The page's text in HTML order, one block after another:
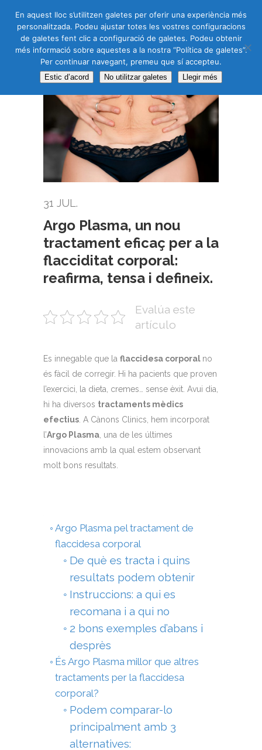
CAS CAT ENG RUS
31 JUL.
Argo Plasma, un nou
tractament eficaç per a la
flacciditat corporal:
reafirma, tensa i defineix.
Evalúa este
artículo
Es innegable que la flaccidesa corporal no
és fàcil de corregir. Hi ha pacients que proven
l’exercici, la dieta, cremes… sense èxit. Avui dia,
hi ha diversos tractaments mèdics
efectius. A Cànons Clinics, hem incorporat
l’Argo Plasma, una de les últimes
innovacions amb la qual estem observant
molt bons resultats.
Argo Plasma pel tractament de
flaccidesa corporal
De què es tracta i quins
resultats podem obtenir
Instruccions: a qui es
recomana i a qui no
2 bons exemples d’abans i
desprès
És Argo Plasma millor que altres
tractaments per la flaccidesa
corporal?
Podem comparar-lo
principalment amb 3
alternatives:
En aquest lloc s’utilitzen galetes per oferir una experiència més
personalitzada. Podeu ajustar totes les vostres configuracions
de galetes fent clic a configuració de galetes. Podeu obtenir
més informació sobre aquestes a la nostra “Política de galetes”.
Per continuar navegant, premeu que sí accepteu.
Estic d’acord No utilitzar galetes Llegir més